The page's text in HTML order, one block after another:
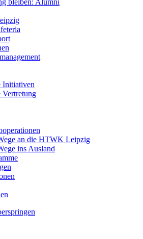
bleiben: Alumni
Initiativen
Vertretung
an die HTWK Leipzig
ins Ausland